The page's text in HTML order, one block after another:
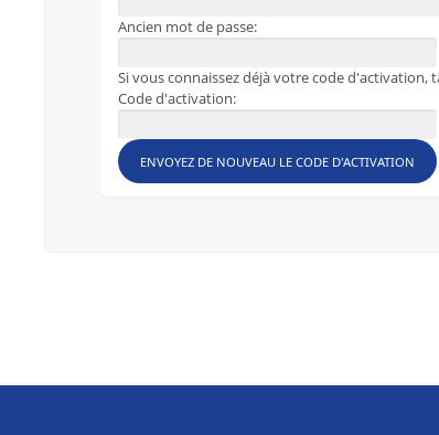
Ancien mot de passe:
Si vous connaissez déjà votre code d'activation,
Code d'activation: